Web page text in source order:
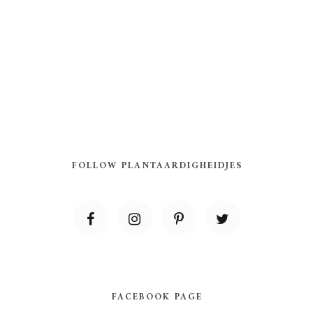
FOLLOW PLANTAARDIGHEIDJES
FACEBOOK PAGE